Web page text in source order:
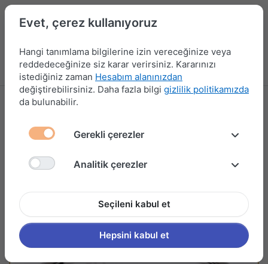
Menü Kampanyalar Yeni Ürünler Giriş yap
Evet, çerez kullanıyoruz
Hangi tanımlama bilgilerine izin vereceğinize veya
reddedeceğinize siz karar verirsiniz. Kararınızı
istediğiniz zaman Hesabım alanınızdan
değiştirebilirsiniz. Daha fazla bilgi gizlilik politikamızda
da bulunabilir.
Gerekli çerezler
Analitik çerezler
Seçileni kabul et
Hepsini kabul et